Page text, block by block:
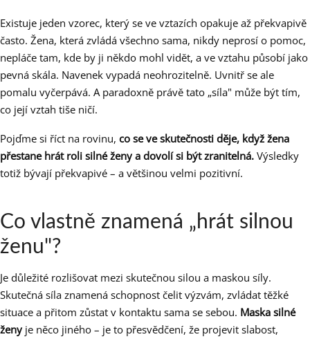
Existuje jeden vzorec, který se ve vztazích opakuje až překvapivě
často. Žena, která zvládá všechno sama, nikdy neprosí o pomoc,
nepláče tam, kde by ji někdo mohl vidět, a ve vztahu působí jako
pevná skála. Navenek vypadá neohrozitelně. Uvnitř se ale
pomalu vyčerpává. A paradoxně právě tato „síla" může být tím,
co její vztah tiše ničí.
Pojďme si říct na rovinu, co se ve skutečnosti děje, když žena
přestane hrát roli silné ženy a dovolí si být zranitelná. Výsledky
totiž bývají překvapivé – a většinou velmi pozitivní.
Co vlastně znamená „hrát silnou
ženu"?
Je důležité rozlišovat mezi skutečnou silou a maskou síly.
Skutečná síla znamená schopnost čelit výzvám, zvládat těžké
situace a přitom zůstat v kontaktu sama se sebou. Maska silné
ženyje něco jiného – je to přesvědčení, že projevit slabost,